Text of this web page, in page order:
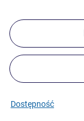
Dostępność